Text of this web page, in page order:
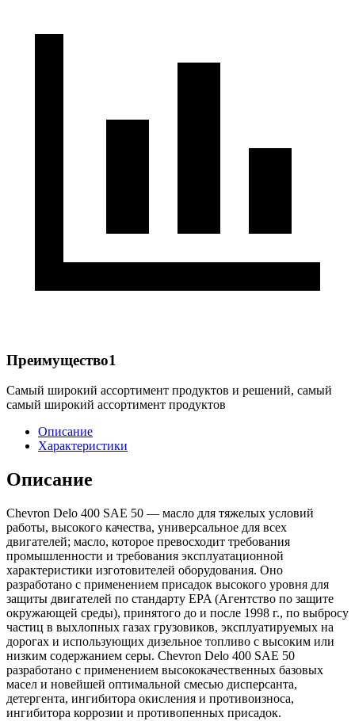
Преимущество1
Самый широкий ассортимент продуктов и решений, самый
самый широкий ассортимент продуктов
Описание
Характеристики
Описание
Chevron Delo 400 SAE 50 — масло для тяжелых условий
работы, высокого качества, универсальное для всех
двигателей; масло, которое превосходит требования
промышленности и требования эксплуатационной
характеристики изготовителей оборудования. Оно
разработано с применением присадок высокого уровня для
защиты двигателей по стандарту EPA (Агентство по защите
окружающей среды), принятого до и после 1998 г., по выбросу
частиц в выхлопных газах грузовиков, эксплуатируемых на
дорогах и использующих дизельное топливо с высоким или
низким содержанием серы. Chevron Delo 400 SAE 50
разработано с применением высококачественных базовых
масел и новейшей оптимальной смесью дисперсанта,
детергента, ингибитора окисления и противоизноса,
ингибитора коррозии и противопенных присадок.